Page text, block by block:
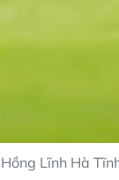
Lĩnh Hà